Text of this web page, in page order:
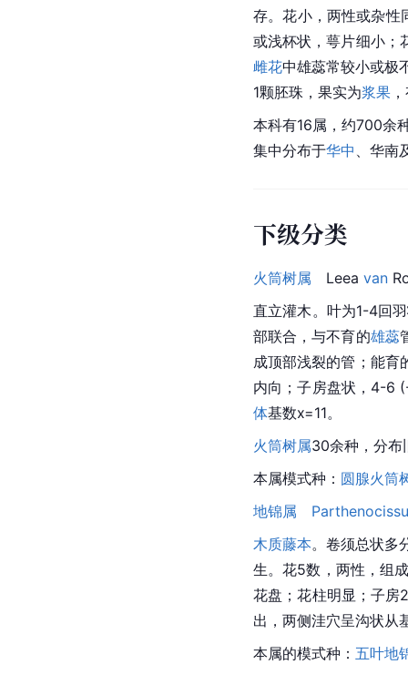
存。花小，两性或杂性
或浅杯状，萼片细小；
雌花中雄蕊常较小或极
1颗胚珠，果实为浆果
本科有16属，约700余
集中分布于华中 、华
下级分类
火筒树属 Leea van
直立灌木。叶为1-4回
部联合，与不育的雄蕊
成顶部浅裂的管；能育
内向；子房盘状，4-6
体基数x=11。
火筒树属30余种，分布
本属模式种 ： 圆腺火筒
地锦属
木质藤本。卷须总状多
生。花5数，两性，组
花盘；花柱明显；子房
出，两侧洼穴呈沟状从
本属的模式种 ： 五叶地